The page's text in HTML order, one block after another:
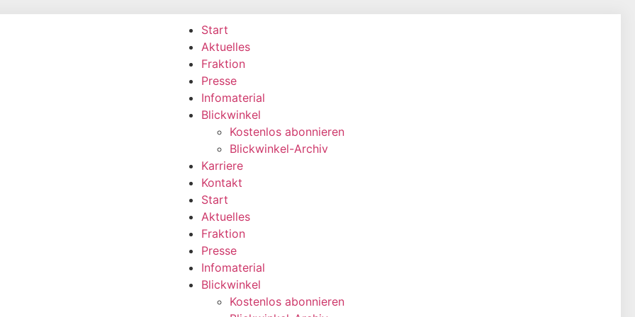
Start
Aktuelles
Fraktion
Presse
Infomaterial
Blickwinkel
Kostenlos abonnieren
Blickwinkel-Archiv
Karriere
Kontakt
Start
Aktuelles
Fraktion
Presse
Infomaterial
Blickwinkel
Kostenlos abonnieren